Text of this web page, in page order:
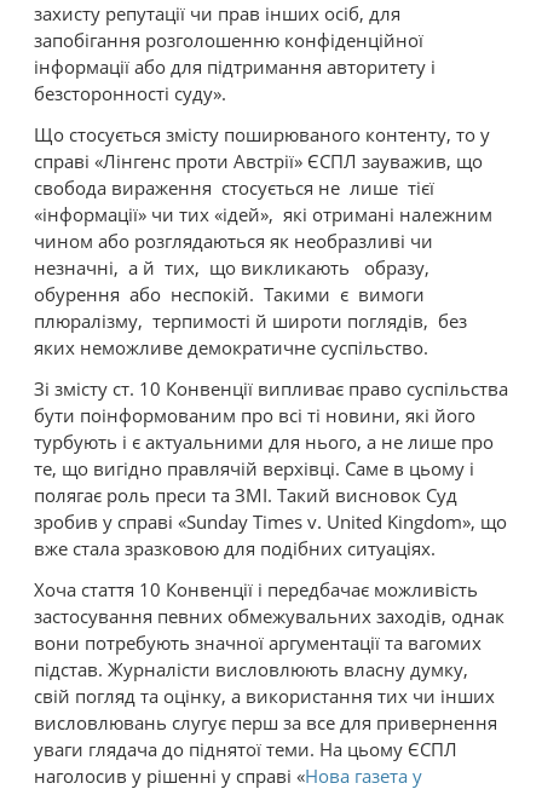
захисту репутації чи прав інших осіб, для
запобігання розголошенню конфіденційної
інформації або для підтримання авторитету і
безсторонності суду».
Що стосується змісту поширюваного контенту, то у
справі «Лінгенс проти Австрії» ЄСПЛ зауважив, що
свобода вираження стосується не лише тієї
«інформації» чи тих «ідей», які отримані належним
чином або розглядаються як необразливі чи
незначні, а й тих, що викликають образу,
обурення або неспокій. Такими є вимоги
плюралізму, терпимості й широти поглядів, без
яких неможливе демократичне суспільство.
Зі змісту ст. 10 Конвенції випливає право суспільства
бути поінформованим про всі ті новини, які його
турбують і є актуальними для нього, а не лише про
те, що вигідно правлячій верхівці. Саме в цьому і
полягає роль преси та ЗМІ. Такий висновок Суд
зробив у справі «Sunday Times v. United Kingdom», що
вже стала зразковою для подібних ситуаціях.
Хоча стаття 10 Конвенції і передбачає можливість
застосування певних обмежувальних заходів, однак
вони потребують значної аргументації та вагомих
підстав. Журналісти висловлюють власну думку,
свій погляд та оцінку, а використання тих чи інших
висловлювань слугує перш за все для привернення
уваги глядача до піднятої теми. На цьому ЄСПЛ
наголосив у рішенні у справі «Нова газета у